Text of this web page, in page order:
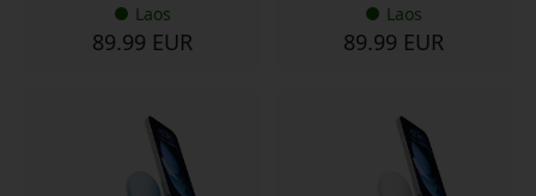
Laos
89.99 EUR
Laos
89.99 EUR